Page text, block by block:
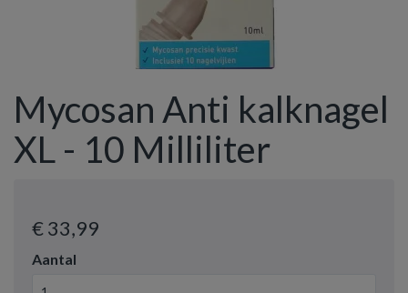
Mycosan Anti kalknagel
XL - 10 Milliliter
€ 33,99
Aantal